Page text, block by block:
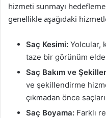
hizmeti sunmayı
genellikle aşağıdaki
Saç Kesimi: Yolcular,
taze bir görünüm
Saç Bakım ve
ve şekillendirme
çıkmadan önce
Saç Boyama: Farklı